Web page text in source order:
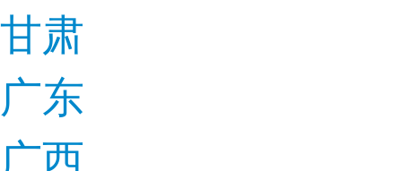
甘肃
广东
广西